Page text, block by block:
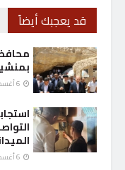
قد يعجبك أيضاً